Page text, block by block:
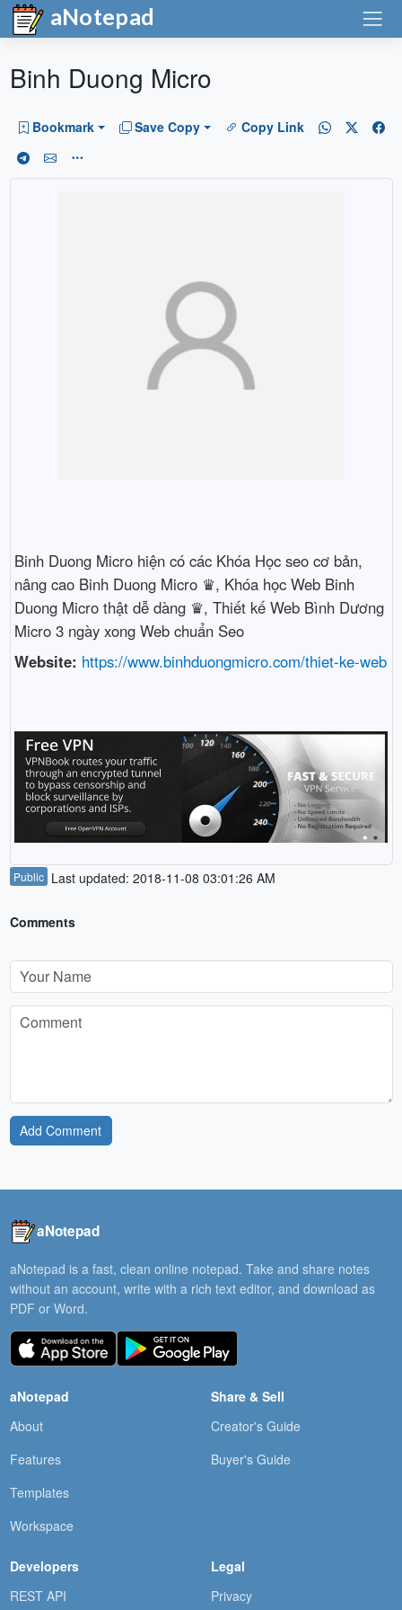
aNotepad
Binh Duong Micro
Bookmark Save Copy Copy Link
Binh Duong Micro hiện có các Khóa Học seo cơ bản,
nâng cao Binh Duong Micro ♛, Khóa học Web Binh
Duong Micro thật dễ dàng ♛, Thiết kế Web Bình Dương
Micro 3 ngày xong Web chuẩn Seo
Website: https://www.binhduongmicro.com/thiet-ke-web
Public Last updated: 2018-11-08 03:01:26 AM
Comments
Add Comment
aNotepad
aNotepad is a fast, clean online notepad. Take and share notes
without an account, write with a rich text editor, and download as
PDF or Word.
aNotepad
About
Features
Templates
Workspace
Share & Sell
Creator's Guide
Buyer's Guide
Developers
REST API
Legal
Privacy